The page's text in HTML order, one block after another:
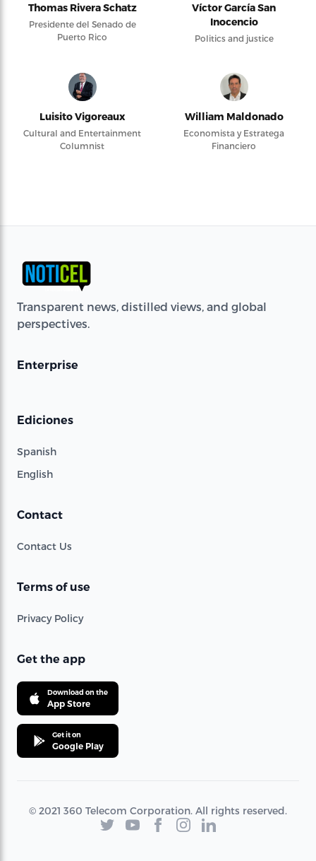
Thomas Rivera Schatz
Presidente del Senado de
Puerto Rico
Víctor García San
Inocencio
Politics and justice
Luisito Vigoreaux
Cultural and Entertainment
Columnist
William Maldonado
Economista y Estratega
Financiero
Transparent news, distilled views, and global
perspectives.
Enterprise
Ediciones
Spanish
English
Contact
Contact Us
Terms of use
Privacy Policy
Get the app
Download on the
App Store
Get it on
Google Play
© 2021 360 Telecom Corporation. All rights reserved.